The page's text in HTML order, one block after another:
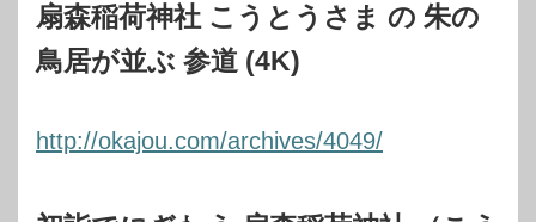
扇森稲荷神社 こうとうさま の 朱の
鳥居が並ぶ 参道 (4K)
http://okajou.com/archives/4049/